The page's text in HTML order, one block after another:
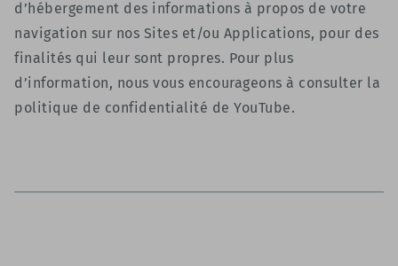
d’hébergement des informations à propos de votre
navigation sur nos Sites et/ou Applications, pour des
finalités qui leur sont propres. Pour plus
d’information, nous vous encourageons à consulter la
politique de confidentialité de YouTube.